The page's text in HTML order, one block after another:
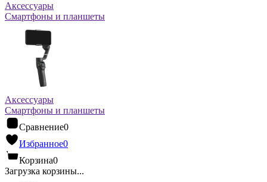
Аксессуары
Смартфоны и планшеты
Аксессуары
Смартфоны и планшеты
Сравнение0
Избранное0
Корзина0
Загрузка корзины...